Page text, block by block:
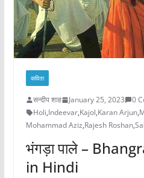
कविता
सन्दीप शाह January 25, 2023
0
Holi,Indeevar,Kajol,Karan Arjun,
Mohammad Aziz,Rajesh Roshan,
भंगड़ा पाले –
in Hindi